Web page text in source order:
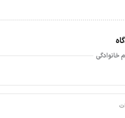
خانوادگی